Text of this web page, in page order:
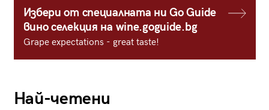
Избери от специалната ни Go Guide
вино селекция на wine.goguide.bg
Grape expectations - great taste!
Най-четени